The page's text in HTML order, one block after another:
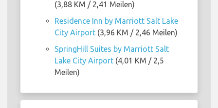
(3,88 KM / 2,41 Meilen)
Residence Inn by Marriott Salt Lake
City Airport (3,96 KM / 2,46 Meilen)
SpringHill Suites by Marriott Salt
Lake City Airport (4,01 KM / 2,5
Meilen)